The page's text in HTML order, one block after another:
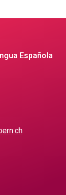
Española